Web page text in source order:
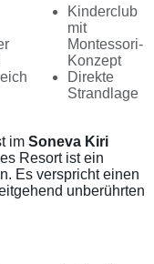
Kinderclub
mit
Montessori-
Konzept
Direkte
Strandlage
im Soneva Kiri
Resort ist ein
Es verspricht einen
unberührten